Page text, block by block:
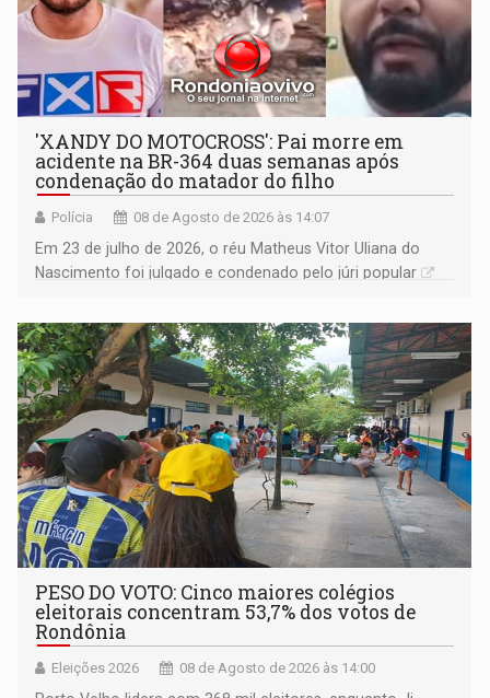
'XANDY DO MOTOCROSS': Pai morre em
acidente na BR-364 duas semanas após
condenação do matador do filho
Polícia 08 de Agosto de 2026 às 14:07
Em 23 de julho de 2026, o réu Matheus Vitor Uliana do
Nascimento foi julgado e condenado pelo júri popular
PESO DO VOTO: Cinco maiores colégios
eleitorais concentram 53,7% dos votos de
Rondônia
Eleições 2026 08 de Agosto de 2026 às 14:00